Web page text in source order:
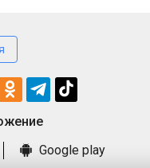
Google play